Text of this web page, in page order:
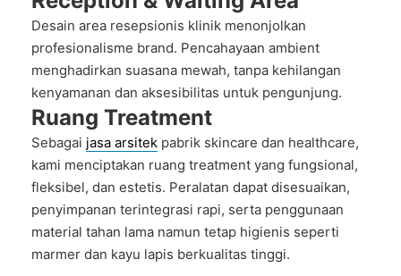
Desain area resepsionis klinik menonjolkan
profesionalisme brand. Pencahayaan ambient
menghadirkan suasana mewah, tanpa kehilangan
kenyamanan dan aksesibilitas untuk pengunjung.
Ruang Treatment
Sebagai jasa arsitek pabrik skincare dan healthcare,
kami menciptakan ruang treatment yang fungsional,
fleksibel, dan estetis. Peralatan dapat disesuaikan,
penyimpanan terintegrasi rapi, serta penggunaan
material tahan lama namun tetap higienis seperti
marmer dan kayu lapis berkualitas tinggi.